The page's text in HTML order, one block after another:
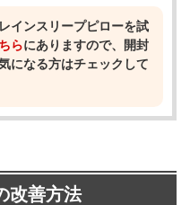
インスリープピローを試
らにありますので、開封
になる方はチェックして
改善方法